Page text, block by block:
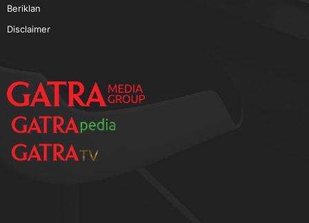
TERPOPULER